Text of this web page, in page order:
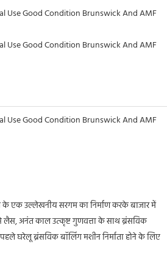
एक उल्लेखनीय सरगम ​​का निर्माण करके बाजार में
लैस, अनंत काल उत्कृष्ट गुणवत्ता के साथ ब्रंसविक
घरेलू ब्रंसविक बॉलिंग मशीन निर्माता होने के लिए